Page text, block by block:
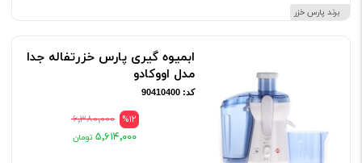
برند پارس خزر
ابمیوه گیری پارس خزرتفاله جدا
مدل اووکادو
کد: 90410400
%12 ۶٬۳۸۰٬۰۰۰
۵٬۶۱۴٬۰۰۰